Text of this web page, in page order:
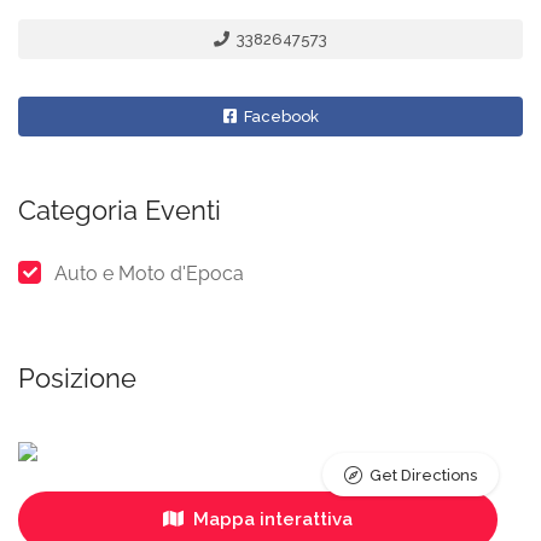
3382647573
Facebook
Categoria Eventi
Auto e Moto d'Epoca
Posizione
Mappa interattiva
Get Directions